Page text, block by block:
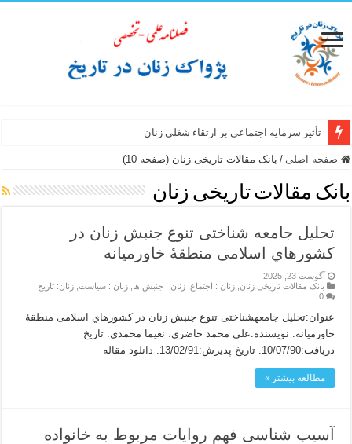
تأثیر سرمایه اجتماعی بر ارتقاء شغلی زنان
سبک زندگی زن ایرانی از نگاه سفرنامه نویسان غیر ایرانی عصر صفوی
صفحه اصلی / بانک مقالات تاریخی زنان (صفحه 10)
بانک مقالات تاریخی زنان
تحلیل جامعه شناختی تنوع جنبش زنان در
کشورهاي اسلامی منطقۀ خاورمیانه
آگوست 23, 2025
بانک مقالات تاریخی زنان ,زنان : اجتماع ,زنان : جنبش ها ,زنان : سیاست ,زنان: تاریخ
0
عنوان:تحلیل جامعهشناختی تنوع جنبش زنان در کشورهاي اسلامی منطقۀ
خاورمیانه. نویسنده:علی محمد حاضری، نعیما محمدی. تاریخ
دریافت:10/07/90. تاریخ پذیرش:13/02/91. دانلود مقاله
مطالعه بیشتر »
آسیب شناسی فهم روایات مربوط به خانواده